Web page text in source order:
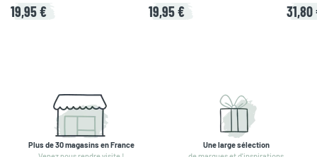
19,95 € 19,95 € 31,80
Plus de 30 magasins en France
Une large sélection